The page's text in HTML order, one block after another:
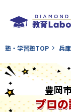
塾・学習塾TOP 兵
豊岡
プロ